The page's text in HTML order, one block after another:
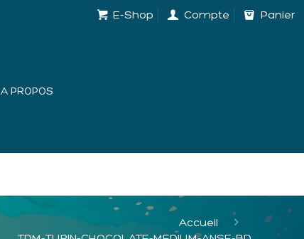
E-Shop Compte Panier
A PROPOS
Accueil